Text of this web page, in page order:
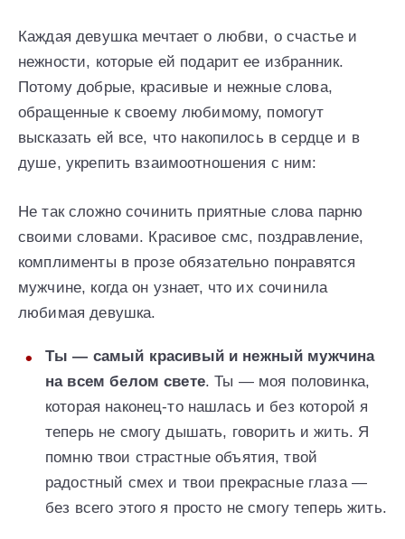
Каждая девушка мечтает о любви, о счастье и
нежности, которые ей подарит ее избранник.
Потому добрые, красивые и нежные слова,
обращенные к своему любимому, помогут
высказать ей все, что накопилось в сердце и в
душе, укрепить взаимоотношения с ним:
Не так сложно сочинить приятные слова парню
своими словами. Красивое смс, поздравление,
комплименты в прозе обязательно понравятся
мужчине, когда он узнает, что их сочинила
любимая девушка.
Ты — самый красивый и нежный мужчина
на всем белом свете. Ты — моя половинка,
которая наконец-то нашлась и без которой я
теперь не смогу дышать, говорить и жить. Я
помню твои страстные объятия, твой
радостный смех и твои прекрасные глаза —
без всего этого я просто не смогу теперь жить.